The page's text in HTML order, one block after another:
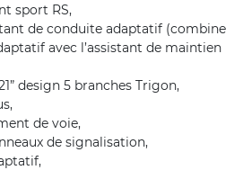
sport RS,
de conduite adaptatif (combine
avec l’assistant de maintien
design 5 branches Trigon,
de voie,
de signalisation,